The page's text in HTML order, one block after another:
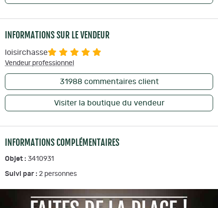
INFORMATIONS SUR LE VENDEUR
loisirchasse
Vendeur professionnel
31988commentaires client
Visiter la boutique du vendeur
INFORMATIONS COMPLÉMENTAIRES
Objet : 3410931
Suivi par : 2 personnes